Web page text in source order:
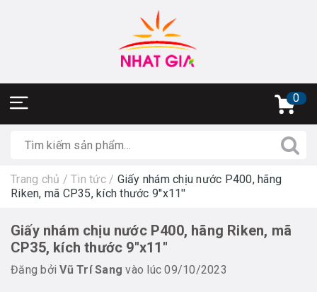
0
Trang chủ / Tin tức / Giấy nhám chịu nước P400, hãng
Riken, mã CP35, kích thước 9''x11''
Giấy nhám chịu nước P400, hãng Riken, mã
CP35, kích thước 9''x11''
Đăng bởiVũ Trí Sang vào lúc 09/10/2023